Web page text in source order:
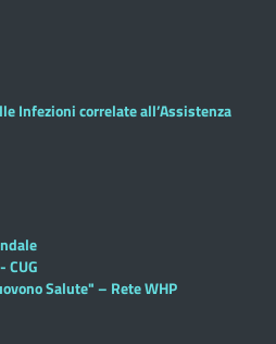
Infezioni correlate all’Assistenza
CUG
Salute" – Rete WHP